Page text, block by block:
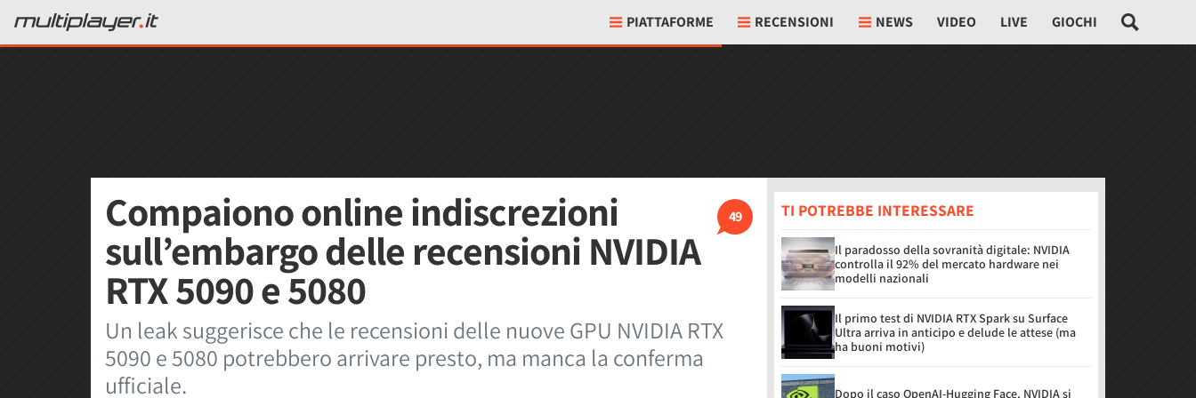
PIATTAFORME RECENSIONI NEWS VIDEO LIVE GIOCHI
49
Compaiono online indiscrezioni
sull’embargo delle recensioni NVIDIA
RTX 5090 e 5080
Un leak suggerisce che le recensioni delle nuove GPU NVIDIA RTX
5090 e 5080 potrebbero arrivare presto, ma manca la conferma
ufficiale.
TI POTREBBE INTERESSARE
Il paradosso della sovranità digitale: NVIDIA
controlla il 92% del mercato hardware nei
modelli nazionali
Il primo test di NVIDIA RTX Spark su Surface
Ultra arriva in anticipo e delude le attese (ma
ha buoni motivi)
Dopo il caso OpenAI-Hugging Face, NVIDIA si